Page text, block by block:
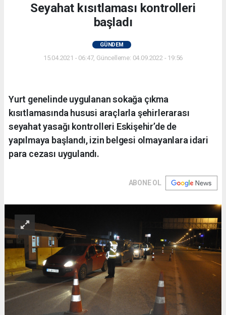
Seyahat kısıtlaması kontrolleri
başladı
GÜNDEM
15.04.2021 - 06:47, Güncelleme: 04.09.2022 - 19:56
Yurt genelinde uygulanan sokağa çıkma
kısıtlamasında hususi araçlarla şehirlerarası
seyahat yasağı kontrolleri Eskişehir’de de
yapılmaya başlandı, izin belgesi olmayanlara idari
para cezası uygulandı.
ABONE OL